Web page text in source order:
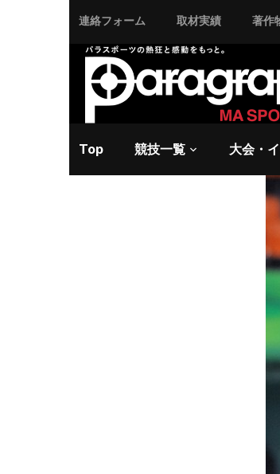
連絡フォーム 取材実績 著作
Top 競技一覧 大会・
2014/
ロ
正